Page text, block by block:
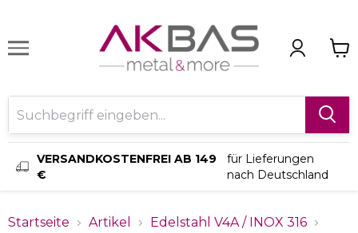
VERSANDKOSTENFREI AB 149
€
für Lieferungen
nach Deutschland
Startseite Artikel
Edelstahl V4A / INOX 316